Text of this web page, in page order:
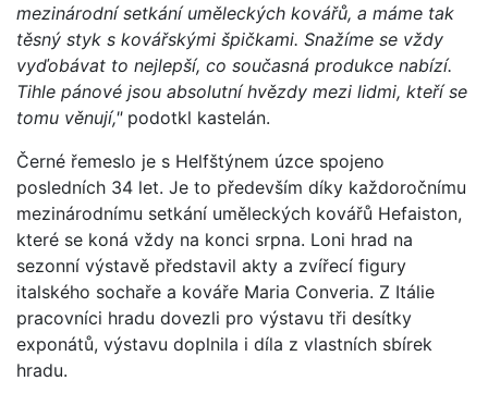
mezinárodní setkání uměleckých kovářů, a máme tak
těsný styk s kovářskými špičkami. Snažíme se vždy
vyďobávat to nejlepší, co současná produkce nabízí.
Tihle pánové jsou absolutní hvězdy mezi lidmi, kteří se
tomu věnují,"podotkl kastelán.
Černé řemeslo je s Helfštýnem úzce spojeno
posledních 34 let. Je to především díky každoročnímu
mezinárodnímu setkání uměleckých kovářů Hefaiston,
které se koná vždy na konci srpna. Loni hrad na
sezonní výstavě představil akty a zvířecí figury
italského sochaře a kováře Maria Converia. Z Itálie
pracovníci hradu dovezli pro výstavu tři desítky
exponátů, výstavu doplnila i díla z vlastních sbírek
hradu.